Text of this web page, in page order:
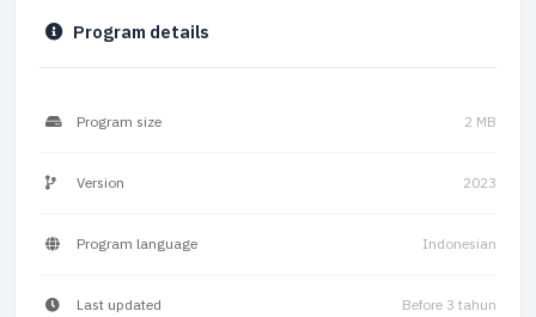
Program details
Program size 2 MB
Version 2023
Program language Indonesian
Last updated Before 3 tahun